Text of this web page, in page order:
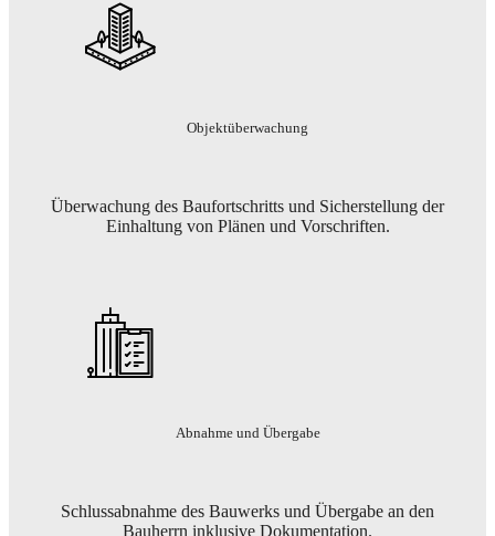
Objektüberwachung
Überwachung des Baufortschritts und Sicherstellung der
Einhaltung von Plänen und Vorschriften.
Abnahme und Übergabe
Schlussabnahme des Bauwerks und Übergabe an den
Bauherrn inklusive Dokumentation.